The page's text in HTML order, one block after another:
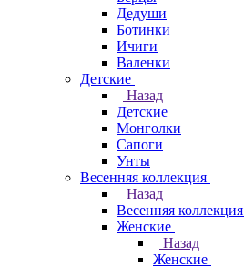
Дедуши
Ботинки
Ичиги
Валенки
Детские
Назад
Детские
Монголки
Сапоги
Унты
Весенняя коллекция
Назад
Весенняя коллекция
Женские
Назад
Женские